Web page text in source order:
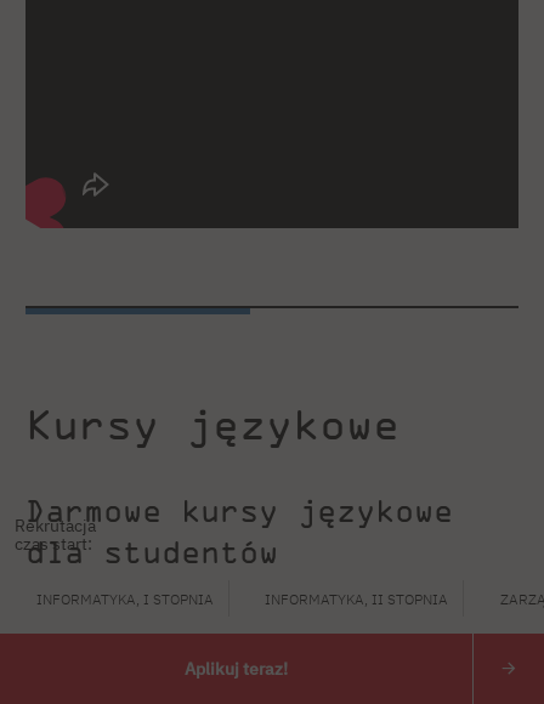
Rekrutacja
czas start:
INFORMATYKA, I STOPNIA INFORMATYKA, II STOPNIA
Aplikuj teraz!
Kursy językowe
Darmowe kursy językowe
dla studentów
zagranicznych
Serdecznie zapraszamy na